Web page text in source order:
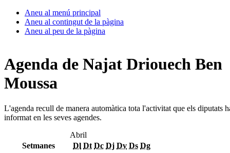
Aneu al menú principal
Aneu al contingut de la pàgina
Aneu al peu de la pàgina
Agenda de Najat Driouech Ben
Moussa
L'agenda recull de manera automàtica tota l'activitat que els diputats
informat en les seves agendes.
Abril
Setmanes
Dl Dt Dc Dj Dv Ds Dg